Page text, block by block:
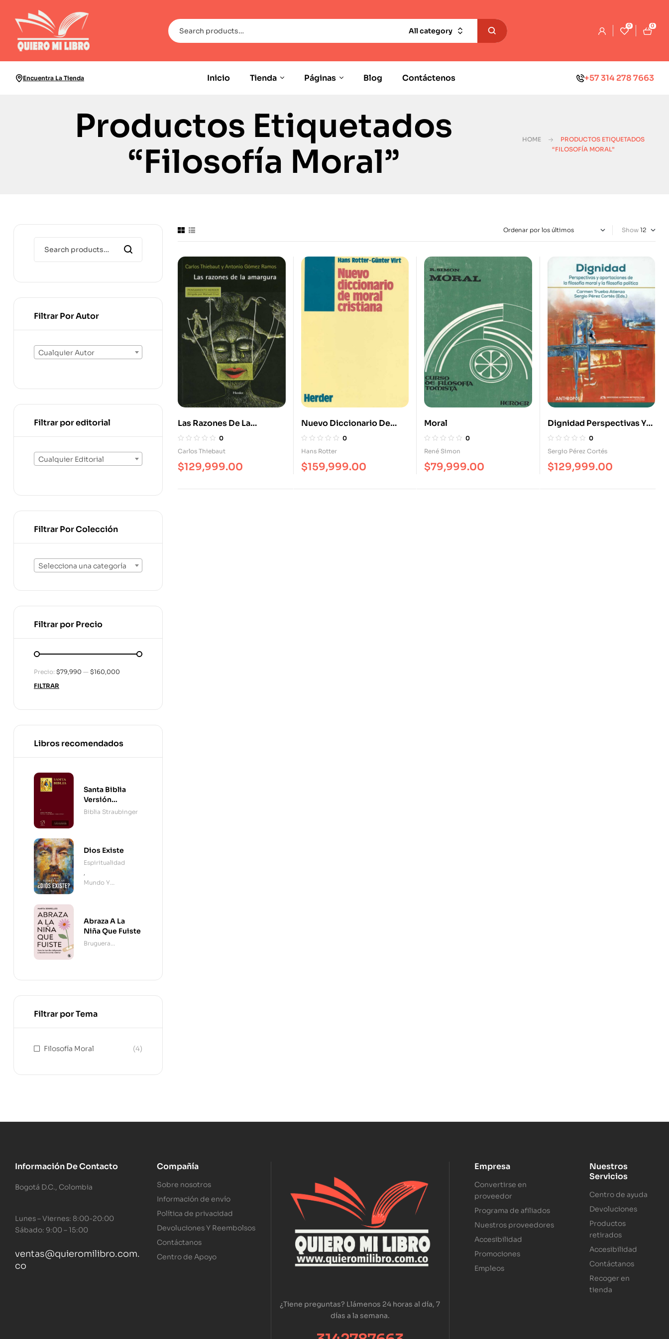
All category
0 0
Encuentra La Tienda Inicio Tienda Páginas Blog Contáctenos +57 314 278 7663
Productos Etiquetados
“Filosofía Moral”
HOME
PRODUCTOS ETIQUETADOS
“FILOSOFÍA MORAL”
Show
Las Razones De La
Amargura 0
Carlos Thiebaut
$129,999.00
Nuevo Diccionario De
Moral Cristiana
0
Hans Rotter
$159,999.00
Moral
0
René Simon
$79,999.00
Dignidad Perspectivas Y
Aportaciones De La
Filosofía Moral Y La
0
Sergio Pérez Cortés
$129,999.00
Filtrar Por Autor
Cualquier Autor
Filtrar por editorial
Cualquier Editorial
Filtrar Por Colección
Selecciona una categoría
Filtrar por Precio
FILTRAR
Precio: $79,990 — $160,000
Libros recomendados
Santa Biblia
Versión
Straubinger - 2
Biblia Straubinger
Dios Existe
Espiritualidad
,
Mundo Y
Abraza A La
Niña Que Fuiste
Bruguera
Filtrar por Tema
Filosofía Moral (4)
Información De Contacto
Bogotá D.C., Colombia
Lunes – Viernes: 8:00-20:00
Sábado: 9:00 – 15:00
ventas@quieromilibro.com.
co
Compañía
Sobre nosotros
Información de envío
Política de privacidad
Devoluciones Y Reembolsos
Contáctanos
Centro de Apoyo
¿Tiene preguntas? Llámenos 24 horas al día, 7
días a la semana.
Empresa
Convertirse en
proveedor
Programa de afiliados
Nuestros proveedores
Accesibilidad
Promociones
Empleos
Nuestros
Servicios
Centro de ayuda
Devoluciones
Productos
retirados
Accesibilidad
Contáctanos
Recoger en
tienda